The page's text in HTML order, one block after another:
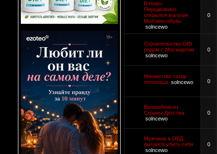
В Ново-
Переделкино
открылся магазин
Маттино-обувь
solncewo
0
Строительство OBI
рядом с Мосмартом
solncewo
0
Множество татар
потопиша solncewo 0
Волшебник из
Страны Детства
solncewo
0
Мужчина в ОВД
пытался убить себя
solncewo
0